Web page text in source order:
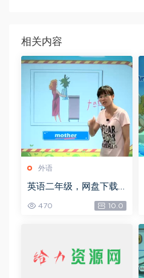
相关内容
外语
英语二年级，网盘下载
470 10.0